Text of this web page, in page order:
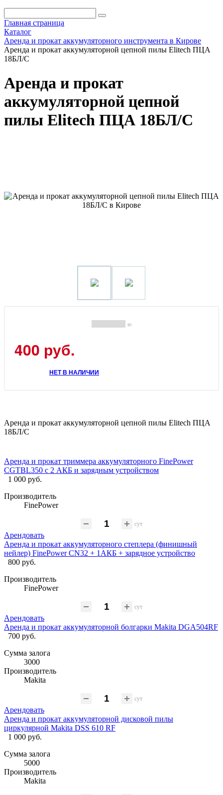
Главная страница
Каталог
Аренда и прокат аккумуляторного инструмента в Кирове
Аренда и прокат аккумуляторной цепной пилы Elitech ПЦА
18БЛ/С
Аренда и прокат
аккумуляторной цепной
пилы Elitech ПЦА 18БЛ/С
(0)
400 руб.
НЕТ В НАЛИЧИИ
Аренда и прокат аккумуляторной цепной пилы Elitech ПЦА
18БЛ/С
Аренда и прокат триммера аккумуляторного FinePower
CGTBL350 с 2 АКБ и зарядным устройством
1 000 руб.
Производитель
FinePower
сут
Арендовать
Аренда и прокат аккумуляторного степлера (финишный
нейлер) FinePower CN32 + 1АКБ + зарядное устройство
800 руб.
Производитель
FinePower
сут
Арендовать
Аренда и прокат аккумуляторной болгарки Makita DGA504RF
700 руб.
Сумма залога
3000
Производитель
Makita
сут
Арендовать
Аренда и прокат аккумуляторной дисковой пилы
циркулярной Makita DSS 610 RF
1 000 руб.
Сумма залога
5000
Производитель
Makita